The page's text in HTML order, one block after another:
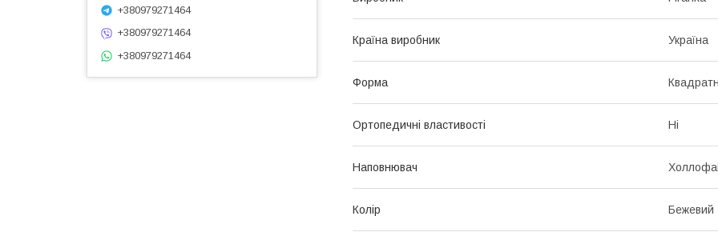
Країна виробник Україна
Форма
Ортопедичні властивості Ні
Наповнювач
Колір Бежевий
+380979271464
+380979271464
+380979271464